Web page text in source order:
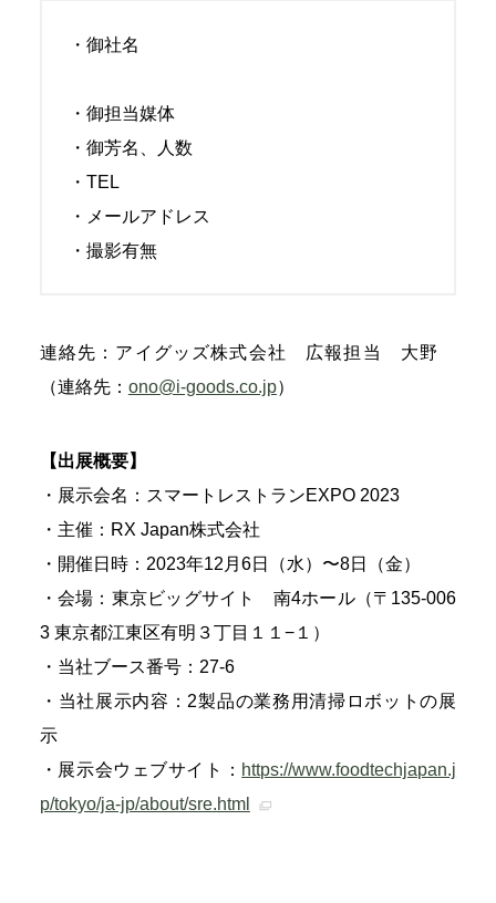
・御社名
・御担当媒体
・御芳名、人数
・TEL
・メールアドレス
・撮影有無
連絡先：アイグッズ株式会社 広報担当 大野
（連絡先： ono@i-goods.co.jp）
【出展概要】
・展示会名：スマートレストランEXPO 2023
・主催：RX Japan株式会社
・開催日時：2023年12月6日（水）〜8日（金）
・会場：東京ビッグサイト 南4ホール（〒135-006
3 東京都江東区有明３丁目１１−１）
・当社ブース番号：27-6
・当社展示内容：2製品の業務用清掃ロボットの展
示
・展示会ウェブサイト： https://www.foodtechjapan.j
p/tokyo/ja-jp/about/sre.html